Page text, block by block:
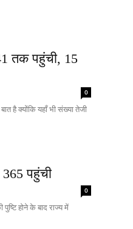
तक पहुंची, 15
0
है क्योंकि यहाँ भी संख्या तेजी
365 पहुंची
0
होने के बाद राज्य में